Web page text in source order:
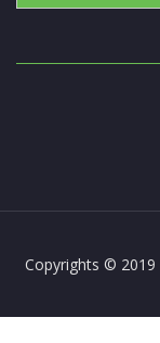
Copyrights © 2019